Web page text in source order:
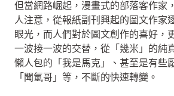
但當網路崛起，漫畫式的部落客作家
人注意，從報紙副刊興起的圖文作家
眼光，而人們對於圖文創作的喜好，
一波接一波的交替，從「幾米」的純
懶人包的「我是馬克」、甚至是有些
「聞氫哥」等，不斷的快速轉變。